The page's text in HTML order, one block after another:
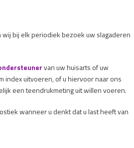
bij elk periodiek bezoek uw slagaderen
van uw huisarts of uw
index uitvoeren, of u hiervoor naar ons
een teendrukmeting uit willen voeren.
wanneer u denkt dat u last heeft van